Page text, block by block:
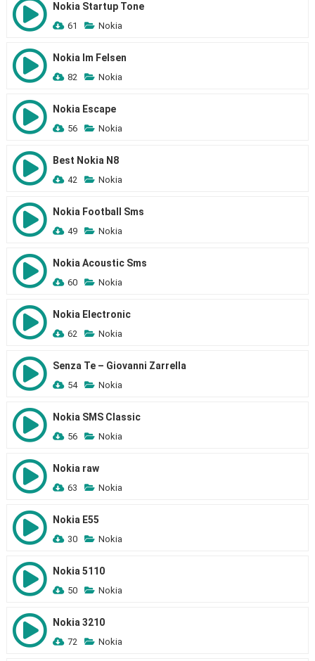
Nokia Startup Tone
61 Nokia
Nokia Im Felsen
82 Nokia
Nokia Escape
56 Nokia
Best Nokia N8
42 Nokia
Nokia Football Sms
49 Nokia
Nokia Acoustic Sms
60 Nokia
Nokia Electronic
62 Nokia
Senza Te – Giovanni Zarrella
54 Nokia
Nokia SMS Classic
56 Nokia
Nokia raw
63 Nokia
Nokia E55
30 Nokia
Nokia 5110
50 Nokia
Nokia 3210
72 Nokia